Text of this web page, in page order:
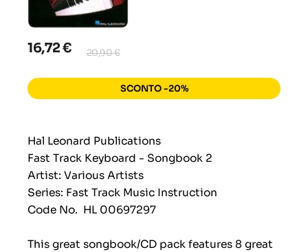
16,72 € 20,90 €
SCONTO -20%
Hal Leonard Publications
Fast Track Keyboard - Songbook 2
Artist: Various Artists
Series: Fast Track Music Instruction
Code No. HL 00697297
This great songbook/CD pack features 8 great